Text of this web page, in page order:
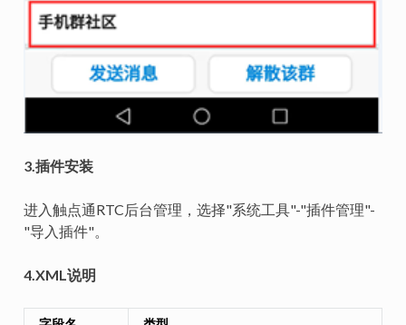
3.插件安装
进入触点通RTC后台管理，选择"系统工具"-"插件管理"-
"导入插件"。
4.XML说明